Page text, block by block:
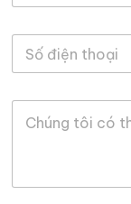
n
*
a
S
đ
L
ắ